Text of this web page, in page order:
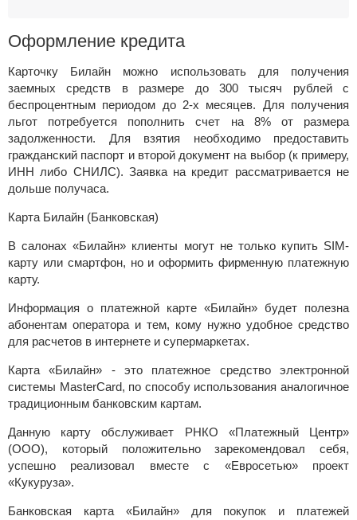
Оформление кредита
Карточку Билайн можно использовать для получения
заемных средств в размере до 300 тысяч рублей с
беспроцентным периодом до 2-х месяцев. Для получения
льгот потребуется пополнить счет на 8% от размера
задолженности. Для взятия необходимо предоставить
гражданский паспорт и второй документ на выбор (к примеру,
ИНН либо СНИЛС). Заявка на кредит рассматривается не
дольше получаса.
Карта Билайн (Банковская)
Всалонах «Билайн» клиенты могут не только купить SIM-
карту или смартфон, но и оформить фирменную платежную
карту.
Информация о платежной карте «Билайн» будет полезна
абонентам оператора и тем, кому нужно удобное средство
для расчетов в интернете и супермаркетах.
Карта «Билайн» - это платежное средство электронной
системы MasterCard, по способу использования аналогичное
традиционным банковским картам.
Данную карту обслуживает РНКО «Платежный Центр»
(ООО), который положительно зарекомендовал себя,
успешно реализовал вместе с «Евросетью» проект
«Кукуруза».
Банковская карта «Билайн» для покупок и платежей